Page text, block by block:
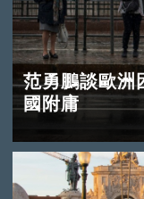
范勇鵬談歐洲
國附庸